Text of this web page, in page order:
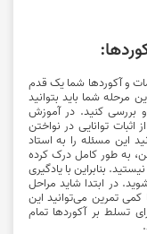
و آکوردها شما یک قدم
شما باید بتوانید
و بررسی کنید. در آموزش
اثبات توانایی در نواختن
این مسئله را به استاد
به طور کامل درک کرده
بنابراین با یادگیری
در ابتدا شاید مراحل
تمرین می‌توانید این
تسلط بر آکوردها تمام